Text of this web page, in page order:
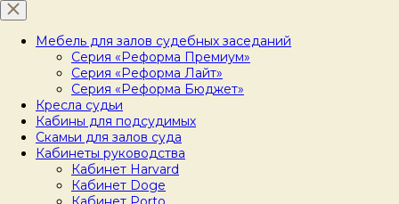
Мебель для залов судебных заседаний
Серия «Реформа Премиум»
Серия «Реформа Лайт»
Серия «Реформа Бюджет»
Кресла судьи
Кабины для подсудимых
Скамьи для залов суда
Кабинеты руководства
Кабинет Harvard
Кабинет Doge